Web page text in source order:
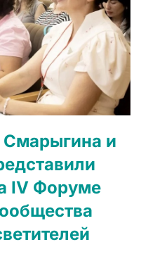
Смарыгина и
IV Форуме